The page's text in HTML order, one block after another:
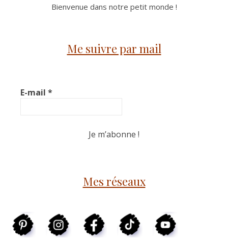
Bienvenue dans notre petit monde !
Me suivre par mail
E-mail *
Mes réseaux